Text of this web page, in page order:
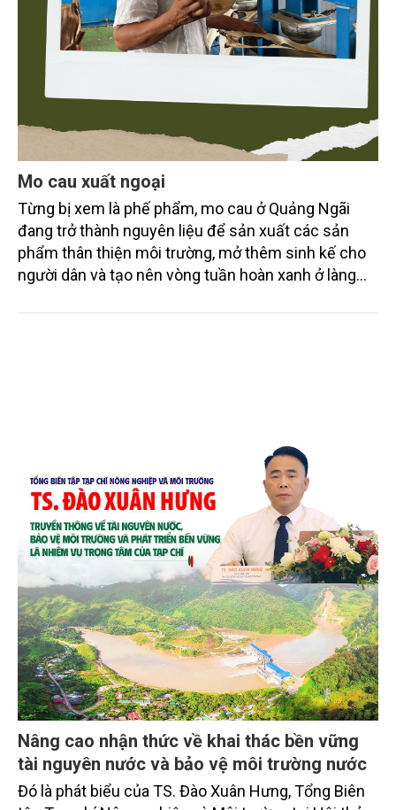
Mo cau xuất ngoại
Từng bị xem là phế phẩm, mo cau ở Quảng Ngãi
đang trở thành nguyên liệu để sản xuất các sản
phẩm thân thiện môi trường, mở thêm sinh kế cho
người dân và tạo nên vòng tuần hoàn xanh ở làng
chén, dĩa... từ mo cau đã được thị trường trong nước
Nâng cao nhận thức về khai thác bền vững
tài nguyên nước và bảo vệ môi trường nước
Đó là phát biểu của TS. Đào Xuân Hưng, Tổng Biên